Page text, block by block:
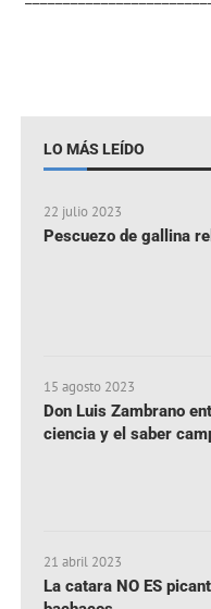
LO MÁS LEÍDO
22 julio 2023
Pescuezo de gallina
15 agosto 2023
Don Luis Zambrano
ciencia y el saber
21 abril 2023
La catara NO ES